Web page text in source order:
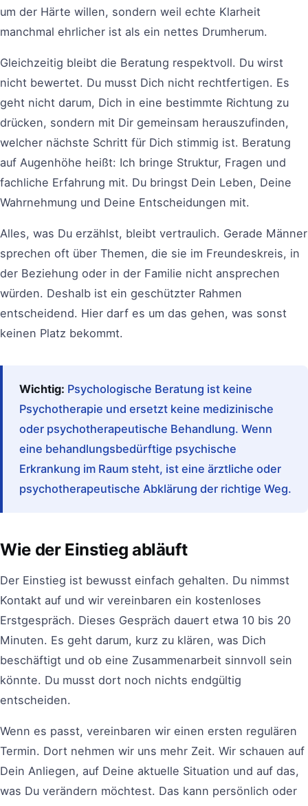
um der Härte willen, sondern weil echte Klarheit
manchmal ehrlicher ist als ein nettes Drumherum.
Gleichzeitig bleibt die Beratung respektvoll. Du wirst
nicht bewertet. Du musst Dich nicht rechtfertigen. Es
geht nicht darum, Dich in eine bestimmte Richtung zu
drücken, sondern mit Dir gemeinsam herauszufinden,
welcher nächste Schritt für Dich stimmig ist. Beratung
auf Augenhöhe heißt: Ich bringe Struktur, Fragen und
fachliche Erfahrung mit. Du bringst Dein Leben, Deine
Wahrnehmung und Deine Entscheidungen mit.
Alles, was Du erzählst, bleibt vertraulich. Gerade Männer
sprechen oft über Themen, die sie im Freundeskreis, in
der Beziehung oder in der Familie nicht ansprechen
würden. Deshalb ist ein geschützter Rahmen
entscheidend. Hier darf es um das gehen, was sonst
keinen Platz bekommt.
Wichtig: Psychologische Beratung ist keine
Psychotherapie und ersetzt keine medizinische
oder psychotherapeutische Behandlung. Wenn
eine behandlungsbedürftige psychische
Erkrankung im Raum steht, ist eine ärztliche oder
psychotherapeutische Abklärung der richtige Weg.
Wie der Einstieg abläuft
Der Einstieg ist bewusst einfach gehalten. Du nimmst
Kontakt auf und wir vereinbaren ein kostenloses
Erstgespräch. Dieses Gespräch dauert etwa 10 bis 20
Minuten. Es geht darum, kurz zu klären, was Dich
beschäftigt und ob eine Zusammenarbeit sinnvoll sein
könnte. Du musst dort noch nichts endgültig
entscheiden.
Wenn es passt, vereinbaren wir einen ersten regulären
Termin. Dort nehmen wir uns mehr Zeit. Wir schauen auf
Dein Anliegen, auf Deine aktuelle Situation und auf das,
was Du verändern möchtest. Das kann persönlich oder